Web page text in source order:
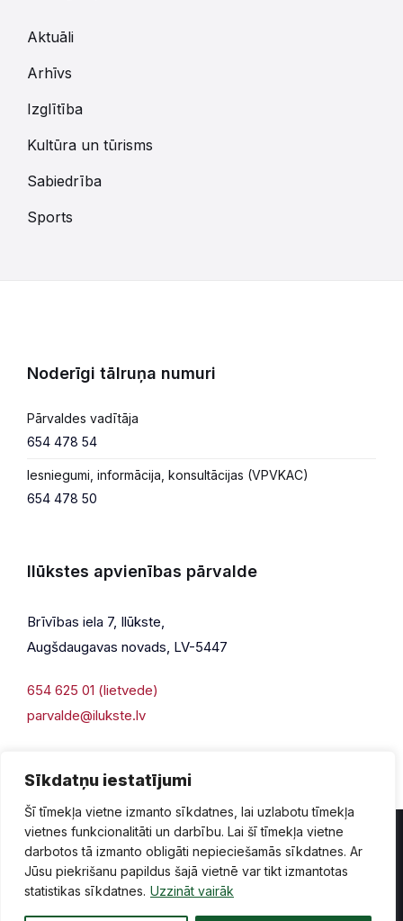
Sīkdatņu iestatījumi
Šī tīmekļa vietne izmanto sīkdatnes, lai uzlabotu tīmekļa
vietnes funkcionalitāti un darbību. Lai šī tīmekļa vietne
darbotos tā izmanto obligāti nepieciešamās sīkdatnes. Ar
Jūsu piekrišanu papildus šajā vietnē var tikt izmantotas
statistikas sīkdatnes. Uzzināt vairāk
Aktuāli
Arhīvs
Izglītība
Kultūra un tūrisms
Sabiedrība
Sports
Noderīgi tālruņa numuri
Pārvaldes vadītāja
654 478 54
Iesniegumi, informācija, konsultācijas (VPVKAC)
654 478 50
Ilūkstes apvienības pārvalde
Brīvības iela 7, Ilūkste,
Augšdaugavas novads, LV-5447
654 625 01 (lietvede)
parvalde@ilukste.lv
Privātuma politika Piekļūstamība
Lapas karte